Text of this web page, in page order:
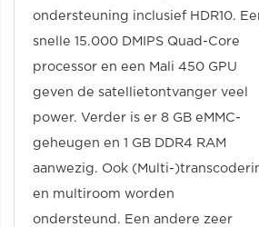
ondersteuning inclusief HDR10.
snelle 15.000 DMIPS Quad-Core
processor en een Mali 450 GPU
geven de satellietontvanger veel
power. Verder is er 8 GB eMMC-
geheugen en 1 GB DDR4 RAM
aanwezig. Ook (Multi-
en multiroom worden
ondersteund. Een andere zeer